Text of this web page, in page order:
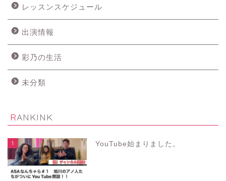
レッスンスケジュール
出演情報
彩乃の生活
未分類
RANKINK
1 YouTube始まりました。